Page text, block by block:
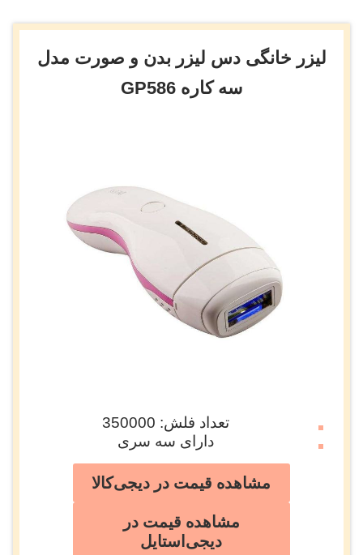
لیزر خانگی دس لیزر بدن و صورت مدل
سه کاره GP586
تعداد فلش: 350000
دارای سه سری
مشاهده قیمت در دیجی‌کالا
مشاهده قیمت در
دیجی‌استایل